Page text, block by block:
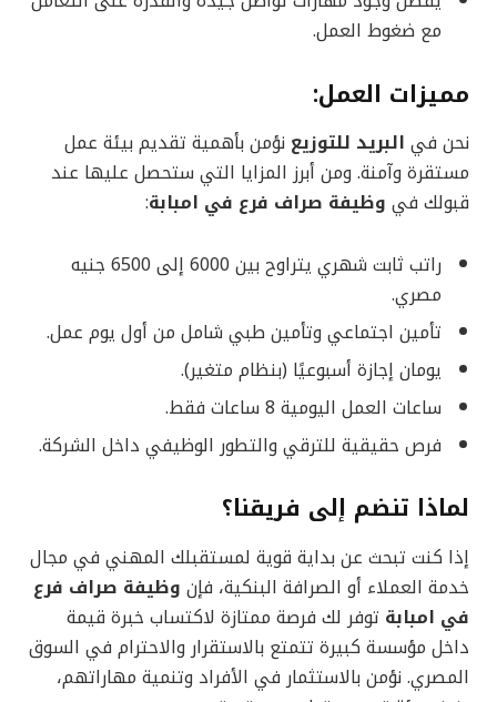
مع ضغوط العمل.
مميزات العمل:
نحن في البريد للتوزيع نؤمن بأهمية تقديم بيئة عمل
مستقرة وآمنة. ومن أبرز المزايا التي ستحصل عليها عند
قبولك في وظيفة صراف فرع في امبابة:
راتب ثابت شهري يتراوح بين 6000 إلى 6500 جنيه
مصري.
تأمين اجتماعي وتأمين طبي شامل من أول يوم عمل.
يومان إجازة أسبوعيًا (بنظام متغير).
ساعات العمل اليومية 8 ساعات فقط.
فرص حقيقية للترقي والتطور الوظيفي داخل الشركة.
لماذا تنضم إلى فريقنا؟
إذا كنت تبحث عن بداية قوية لمستقبلك المهني في مجال
خدمة العملاء أو الصرافة البنكية، فإن وظيفة صراف فرع
في امبابة توفر لك فرصة ممتازة لاكتساب خبرة قيمة
داخل مؤسسة كبيرة تتمتع بالاستقرار والاحترام في السوق
المصري. نؤمن بالاستثمار في الأفراد وتنمية مهاراتهم،